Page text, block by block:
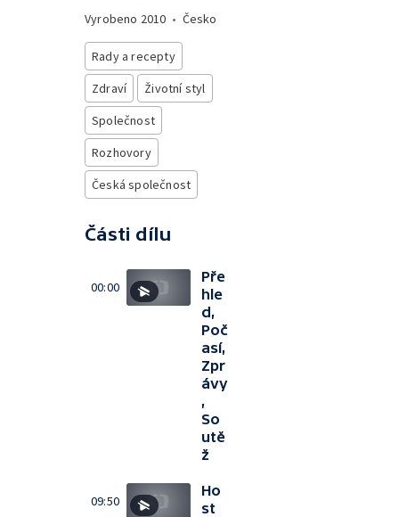
Vyrobeno 2010 • Česko
Rady a recepty
Zdraví
Životní styl
Společnost
Rozhovory
Česká společnost
Části dílu
00:00
Pře
hle
d,
Poč
así,
Zpr
ávy
,
So
utě
ž
09:50
Ho
st